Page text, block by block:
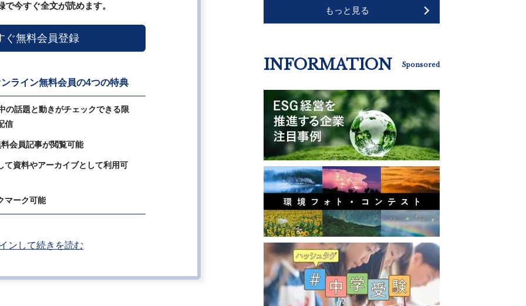
で今すぐ全文が読めます。
ぐ無料会員登録
ライン無料会員の4つの特典
の話題と動きがチェックできる限
信
会員記事が閲覧可能
て資料やアーカイブとして利用可
マーク可能
ンして続きを読む
もっと見る
INFORMATION Sponsored